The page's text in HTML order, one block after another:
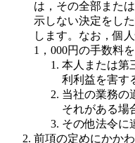
は，その全部また
示しない決定をし
します。なお，個
1，000円の手数料
本人または第
利利益を害す
当社の業務の
それがある場
その他法令に
前項の定めにかか